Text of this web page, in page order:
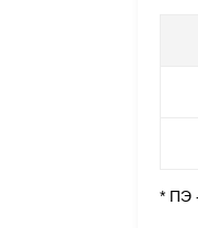
* ПЭ